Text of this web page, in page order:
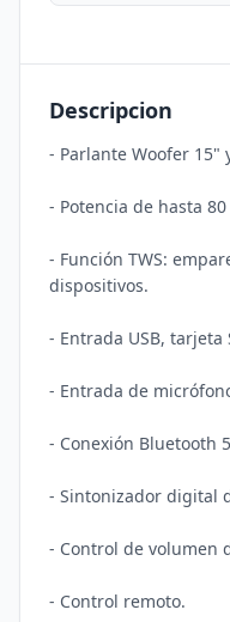
Descripcion
- Parlante Woofer 15"
- Potencia de hasta 80
- Función TWS:
dispositivos.
- Entrada USB, tarjeta
- Entrada de
- Conexión Bluetooth
- Sintonizador digital
- Control de volumen
- Control remoto.